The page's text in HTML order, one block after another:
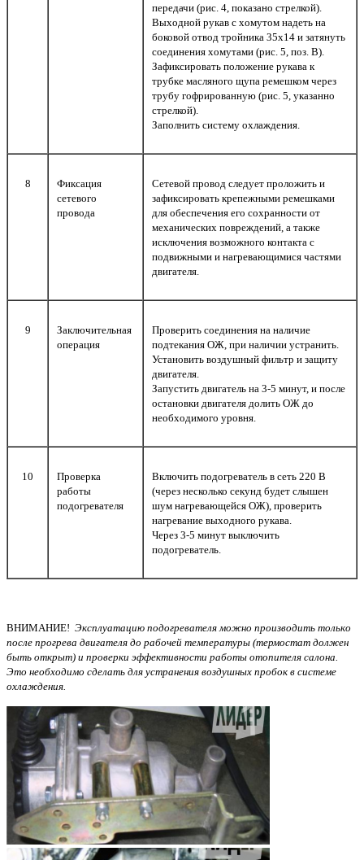
передачи (рис. 4, показано стрелкой).
Выходной рукав с хомутом надеть на
боковой отвод тройника 35х14 и затянуть
соединения хомутами (рис. 5, поз. В).
Зафиксировать положение рукава к
трубке масляного щупа ремешком через
трубу гофрированную (рис. 5, указанно
стрелкой).
Заполнить систему охлаждения.
8
Фиксация
сетевого
провода
Сетевой провод следует проложить и
зафиксировать крепежными ремешками
для обеспечения его сохранности от
механических повреждений, а также
исключения возможного контакта с
подвижными и нагревающимися частями
двигателя.
9
Заключительная
операция
Проверить соединения на наличие
подтекания ОЖ, при наличии устранить.
Установить воздушный фильтр и защиту
двигателя.
Запустить двигатель на 3-5 минут, и после
остановки двигателя долить ОЖ до
необходимого уровня.
10
Проверка
работы
подогревателя
Включить подогреватель в сеть 220 В
(через несколько секунд будет слышен
шум нагревающейся ОЖ), проверить
нагревание выходного рукава.
Через 3-5 минут выключить
подогреватель.
ВНИМАНИЕ! Эксплуатацию подогревателя можно производить только
после прогрева двигателя до рабочей температуры (термостат должен
быть открыт) и проверки эффективности работы отопителя салона.
Это необходимо сделать для устранения воздушных пробок в системе
охлаждения.